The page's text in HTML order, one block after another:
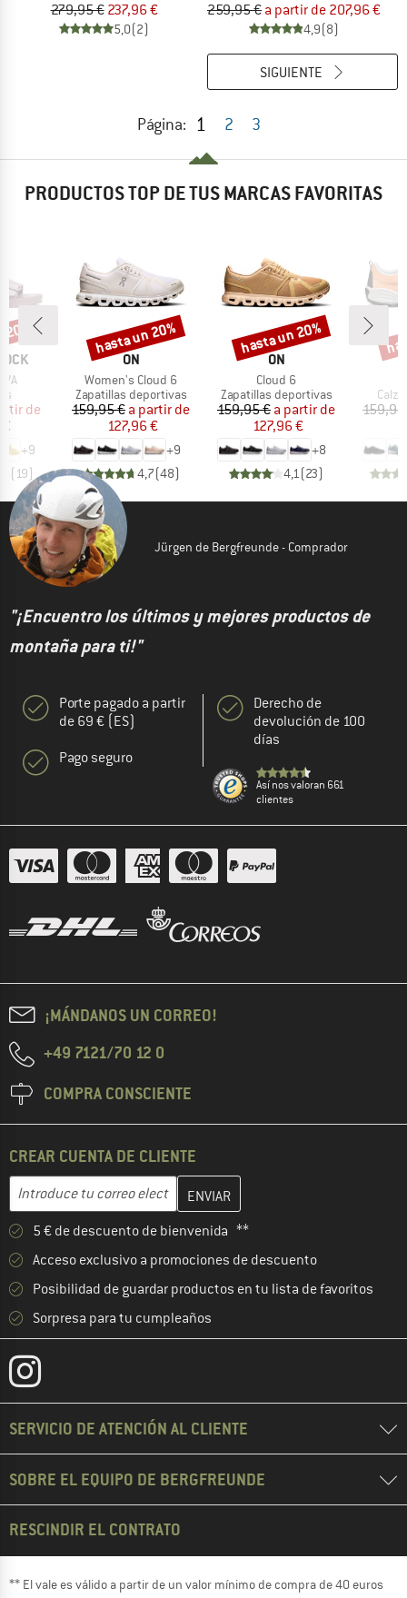
279,95 € 237,96 €
5,0(2)
259,95 € a partir de 207,96 €
4,9(8)
Página: 1 2 3
SIGUIENTE
PRODUCTOS TOP DE TUS MARCAS FAVORITAS
reducido
de
+9
( 19)
MARCA
ON
Artículo
Women's Cloud 6
Product group
Zapatillas deportivas
Precio
159,95 € Precio reducido
a partir de
127,96 €
+9
4,7(48)
Descuento
hasta un 20%
MARCA
ON
Artículo
Cloud 6
Product group
Zapatillas deportivas
Precio
159,95 € Precio reducido
a partir de
127,96 €
+8
4,1(23)
Descuento
hasta un 20%
Jürgen de Bergfreunde - Comprador
"¡Encuentro los últimos y mejores productos de
montaña para ti!"
Porte pagado a partir
de 69 € (ES)
Pago seguro
Derecho de
devolución de 100
días
Así nos valoran 661
clientes
¡MÁNDANOS UN CORREO!
+49 7121/70 12 0
COMPRA CONSCIENTE
CREAR CUENTA DE CLIENTE
Dirección de correo electrónico
Introduce aquí tu dirección de correo electrónico y crea tu
5 € de descuento de bienvenida **
Acceso exclusivo a promociones de descuento
Posibilidad de guardar productos en tu lista de favoritos
Sorpresa para tu cumpleaños
SERVICIO DE ATENCIÓN AL CLIENTE
SOBRE EL EQUIPO DE BERGFREUNDE
RESCINDIR EL CONTRATO
** El vale es válido a partir de un valor mínimo de compra de 40 euros